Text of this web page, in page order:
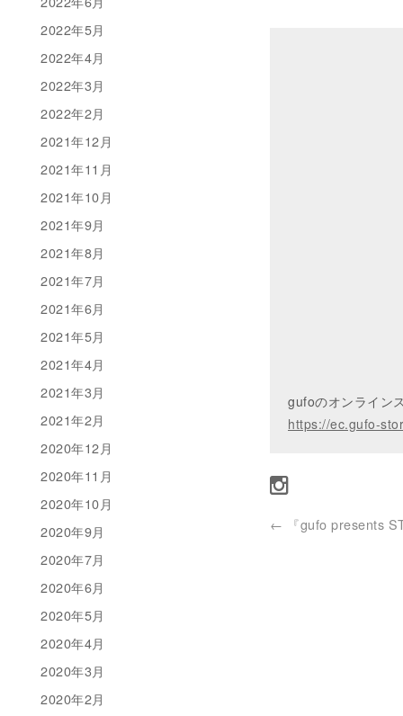
gufoのオンライン
https://ec.gufo-
← 『gufo presents
2022年5月
2022年4月
2022年3月
2022年2月
2021年12月
2021年11月
2021年10月
2021年9月
2021年8月
2021年7月
2021年6月
2021年5月
2021年4月
2021年3月
2021年2月
2020年12月
2020年11月
2020年10月
2020年9月
2020年7月
2020年6月
2020年5月
2020年4月
2020年3月
2020年2月